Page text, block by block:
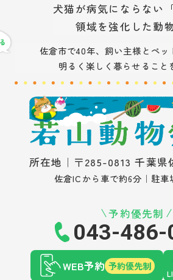
犬猫が病気にならない
領域を強化した動
佐倉市で40年、飼い主様とペッ
明るく楽しく暮らせること
所在地｜〒285-0813 千葉県
佐倉ICから車で約6分｜駐車
予約優先制
043-486-
WEB予約 予約優先制